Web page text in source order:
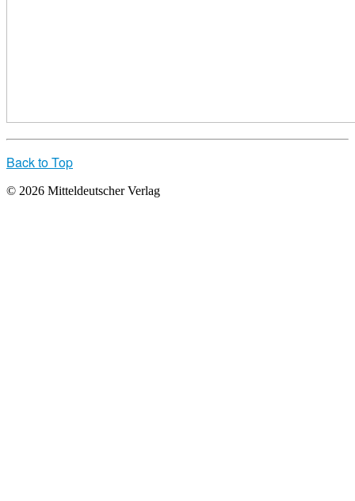
Back to Top
© 2026 Mitteldeutscher Verlag